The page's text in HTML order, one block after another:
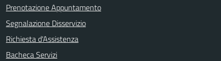
Prenotazione Appuntamento
Segnalazione Disservizio
Richiesta d'Assistenza
Bacheca Servizi